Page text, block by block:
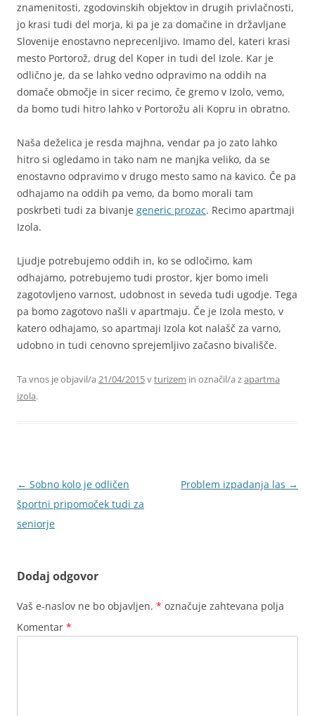
znamenitosti, zgodovinskih objektov in drugih privlačnosti,
jo krasi tudi del morja, ki pa je za domačine in državljane
Slovenije enostavno neprecenljivo. Imamo del, kateri krasi
mesto Portorož, drug del Koper in tudi del Izole. Kar je
odlično je, da se lahko vedno odpravimo na oddih na
domače območje in sicer recimo, če gremo v Izolo, vemo,
da bomo tudi hitro lahko v Portorožu ali Kopru in obratno.
Naša deželica je resda majhna, vendar pa jo zato lahko
hitro si ogledamo in tako nam ne manjka veliko, da se
enostavno odpravimo v drugo mesto samo na kavico. Če pa
odhajamo na oddih pa vemo, da bomo morali tam
poskrbeti tudi za bivanje generic prozac. Recimo apartmaji
Izola.
Ljudje potrebujemo oddih in, ko se odločimo, kam
odhajamo, potrebujemo tudi prostor, kjer bomo imeli
zagotovljeno varnost, udobnost in seveda tudi ugodje. Tega
pa bomo zagotovo našli v apartmaju. Če je Izola mesto, v
katero odhajamo, so apartmaji Izola kot nalašč za varno,
udobno in tudi cenovno sprejemljivo začasno bivališče.
Ta vnos je objavil/a 21/04/2015vturizem in označil/a zapartma
izola.
Krmarjenje
po
prispevkih
← Sobno kolo je odličen
športni pripomoček tudi za
seniorje
Problem izpadanja las →
Dodaj odgovor
Vaš e-naslov ne bo objavljen. * označuje zahtevana polja
Komentar *